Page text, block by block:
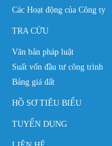
Các Hoạt động của Công ty
TRA CỨU
Văn bản pháp luật
Suất vốn đầu tư công trình
Bảng giá đất
HỒ SƠ TIÊU BIỂU
TUYỂN DỤNG